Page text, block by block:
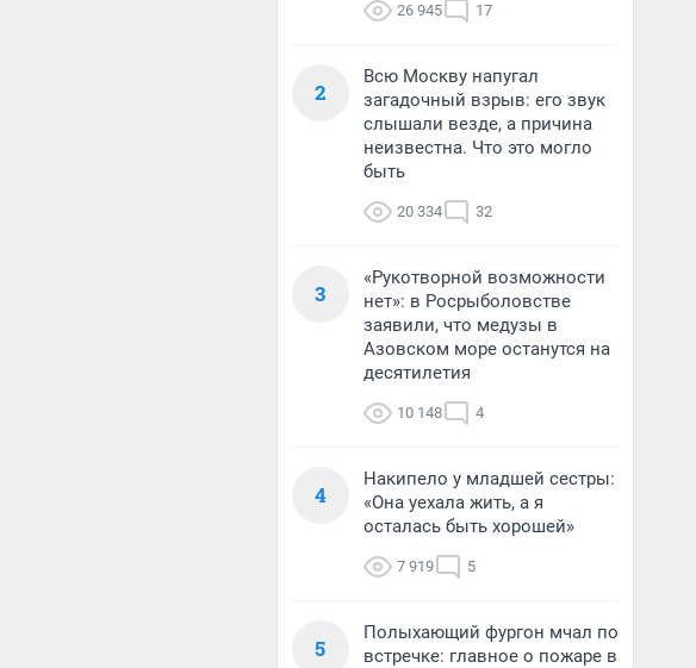
26 945 17
2
Всю Москву напугал
загадочный взрыв: его звук
слышали везде, а причина
неизвестна. Что это могло
быть
20 334 32
3
«Рукотворной возможности
нет»: в Росрыболовстве
заявили, что медузы в
Азовском море останутся на
десятилетия
10 148 4
4
Накипело у младшей сестры:
«Она уехала жить, а я
осталась быть хорошей»
7 919 5
5
Полыхающий фургон мчал по
встречке: главное о пожаре в